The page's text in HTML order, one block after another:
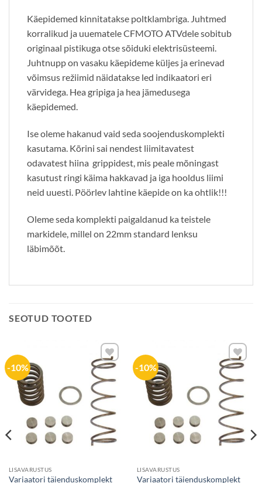
Käepidemed kinnitatakse poltklambriga. Juhtmed
korralikud ja uuematele CFMOTO ATVdele sobitub
originaal pistikuga otse sõiduki elektrisüsteemi.
Juhtnupp on vasaku käepideme küljes ja erinevad
võimsus režiimid näidatakse led indikaatori eri
värvidega. Hea gripiga ja hea jämedusega
käepidemed.
Ise oleme hakanud vaid seda soojenduskomplekti
kasutama. Kõrini sai nendest liimitavatest
odavatest hiina grippidest, mis peale mõningast
kasutust ringi käima hakkavad ja iga hooldus liimi
neid uuesti. Pöörlev lahtine käepide on ka ohtlik!!!
Oleme seda komplekti paigaldanud ka teistele
markidele, millel on 22mm standard lenksu
läbimõõt.
SEOTUD TOOTED
-10%
Lisa
soovide
nimekirja
LISAVARUSTUS
Variaatori täienduskomplekt
-10%
Lisa
soovide
nimekirja
LISAVARUSTUS
Variaatori täienduskomplekt